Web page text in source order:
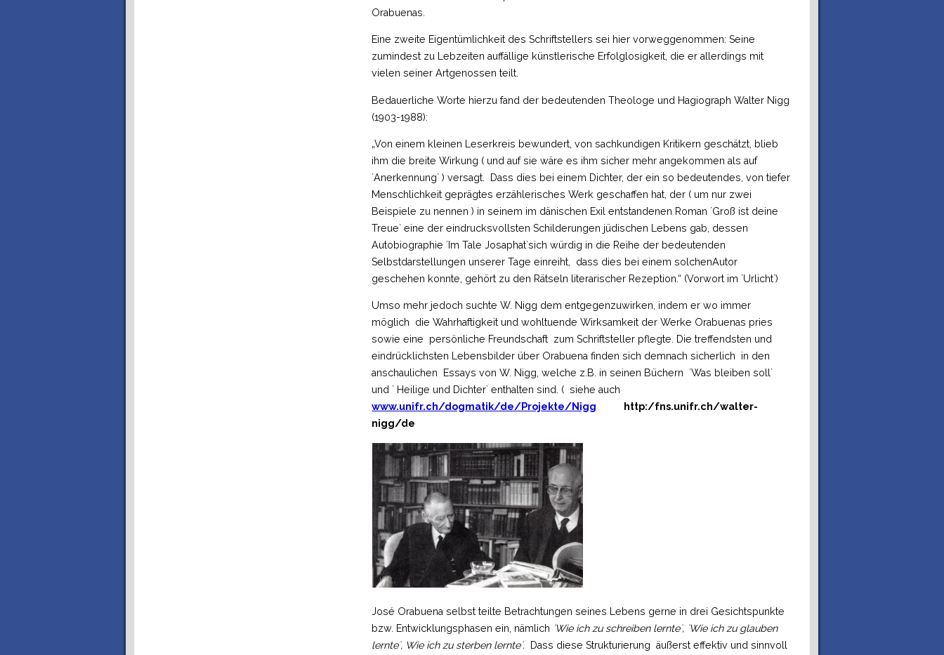
Orabuenas.
Eine zweite Eigentümlichkeit des Schriftstellers sei hier vorweggenommen: Seine
zumindest zu Lebzeiten auffällige künstlerische Erfolglosigkeit, die er allerdings mit
vielen seiner Artgenossen teilt.
Bedauerliche Worte hierzu fand der bedeutenden Theologe und Hagiograph Walter Nigg
(1903-1988):
„Von einem kleinen Leserkreis bewundert, von sachkundigen Kritikern geschätzt, blieb
ihm die breite Wirkung ( und auf sie wäre es ihm sicher mehr angekommen als auf
´Anerkennung` ) versagt. Dass dies bei einem Dichter, der ein so bedeutendes, von tiefer
Menschlichkeit geprägtes erzählerisches Werk geschaffen hat, der ( um nur zwei
Beispiele zu nennen ) in seinem im dänischen Exil entstandenen Roman ´Groß ist deine
Treue` eine der eindrucksvollsten Schilderungen jüdischen Lebens gab, dessen
Autobiographie ´Im Tale Josaphat`sich würdig in die Reihe der bedeutenden
Selbstdarstellungen unserer Tage einreiht, dass dies bei einem solchenAutor
geschehen konnte, gehört zu den Rätseln literarischer Rezeption.“ (Vorwort im ´Urlicht`)
Umso mehr jedoch suchte W. Nigg dem entgegenzuwirken, indem er wo immer
möglich die Wahrhaftigkeit und wohltuende Wirksamkeit der Werke Orabuenas pries
sowie eine persönliche Freundschaft zum Schriftsteller pflegte. Die treffendsten und
eindrücklichsten Lebensbilder über Orabuena finden sich demnach sicherlich in den
anschaulichen Essays von W. Nigg, welche z.B. in seinen Büchern ´Was bleiben soll`
und ´ Heilige und Dichter` enthalten sind. ( siehe auch
www.unifr.ch/dogmatik/de/Projekte/Nigg http:/fns.unifr.ch/walter-
nigg/de
José Orabuena selbst teilte Betrachtungen seines Lebens gerne in drei Gesichtspunkte
bzw. Entwicklungsphasen ein, nämlich ´Wie ich zu schreiben lernte`, ´Wie ich zu glauben
lernte`, Wie ich zu sterben lernte`. Dass diese Strukturierung äußerst effektiv und sinnvoll